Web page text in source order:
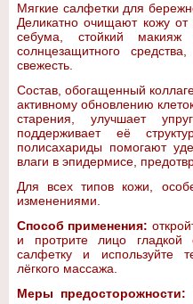
Мягкие салфетки для
Деликатно очищают кожу от
себума, стойкий
солнцезащитного
свежесть.
Состав, обогащенный
активному обновлению
старения, улучшает
поддерживает её
полисахариды помогают
влаги в эпидермисе,
Для всех типов кожи,
изменениями.
Способ применения:
и протрите лицо гладкой
салфетку и используйте
лёгкого массажа.
Меры предосторожности: